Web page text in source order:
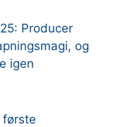
25: Producer
og
igen
første